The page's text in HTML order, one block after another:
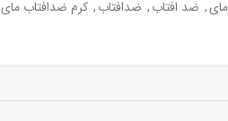
, ضد افتاب, ضدافتاب, کرم ضدافتاب مای